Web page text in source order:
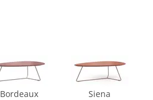
Bordeaux Siena